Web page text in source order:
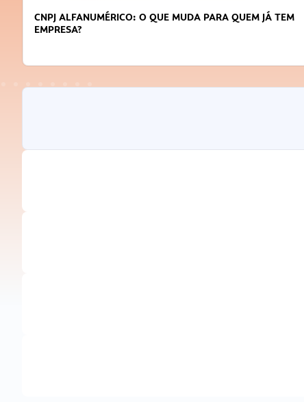
CNPJ ALFANUMÉRICO: O QUE MUDA PARA QUEM JÁ TEM
EMPRESA?